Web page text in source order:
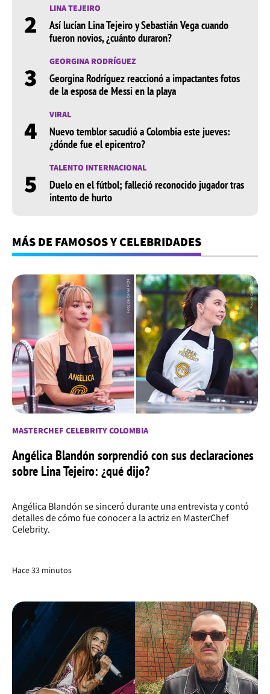
2 LINA TEJEIRO
Así lucían Lina Tejeiro y Sebastián Vega cuando
fueron novios, ¿cuánto duraron?
3 GEORGINA RODRÍGUEZ
Georgina Rodríguez reaccionó a impactantes fotos
de la esposa de Messi en la playa
4 VIRAL
Nuevo temblor sacudió a Colombia este jueves:
¿dónde fue el epicentro?
5 TALENTO INTERNACIONAL
Duelo en el fútbol; falleció reconocido jugador tras
intento de hurto
MÁS DE FAMOSOS Y CELEBRIDADES
MASTERCHEF CELEBRITY COLOMBIA
Angélica Blandón sorprendió con sus declaraciones
sobre Lina Tejeiro: ¿qué dijo?
Angélica Blandón se sinceró durante una entrevista y contó
detalles de cómo fue conocer a la actriz en MasterChef
Celebrity.
Hace 33 minutos